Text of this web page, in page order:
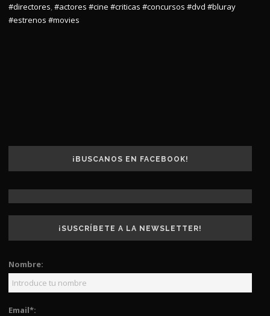
#directores,#actores #cine #criticas #concursos #dvd #bluray
#estrenos #movies
¡BUSCANOS EN FACEBOOK!
¡SUSCRÍBETE A LA NEWSLETTER!
Nombre:
Email*: